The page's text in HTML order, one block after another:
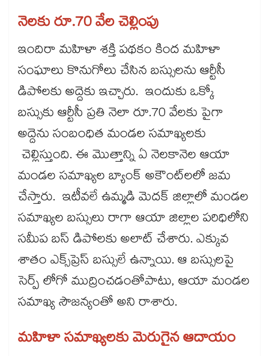
నెలకు రూ.70 వేల చెల్లింపు
ఇందిరా మహిళా శక్తి పథకం కింద మహిళా
సంఘాలు కొనుగోలు చేసిన బస్సులను ఆర్టీసీ
డిపోలకు అద్దెకు ఇచ్చారు. ఇందుకు ఒక్కో
బస్సుకు ఆర్టీసీ ప్రతి నెలా రూ.70 వేలకు పైగా
అద్దెను సంబంధిత మండల సమాఖ్యలకు
చెల్లిస్తుంది. ఈ మొత్తాన్ని ఏ నెలకానెల ఆయా
మండల సమాఖ్యల బ్యాంక్ అకౌంట్‌‌‌‌‌‌‌‌‌‌‌‌‌‌‌‌‌‌‌‌‌‌‌‌‌‌‌‌‌‌‌‌‌‌‌‌‌‌‌‌‌‌‌‌‌‌‌‌‌‌‌‌‌‌‌‌‌‌‌‌‌‌‌‌‌‌‌‌‌‌‌‌‌‌‌‌‌‌‌‌‌‌‌‌‌‌‌‌‌‌‌‌‌‌‌‌‌‌‌‌‌‌‌‌‌‌‌‌‌‌‌‌‌‌‌‌‌‌‌‌‌‌‌‌‌‌‌‌‌‌‌‌‌‌‌‌‌‌‌‌‌‌‌‌‌‌‌‌‌‌‌‌‌‌‌‌‌‌‌‌‌‌‌‌‌‌‌‌‌‌‌‌‌‌‌‌‌‌‌‌‌‌‌‌‌‌‌‌‌‌‌‌‌‌‌‌‌‌‌‌‌‌‌‌‌‌‌‌‌‌‌‌‌‌‌‌‌‌‌‌‌‌‌‌‌‌‌‌‌‌‌‌‌‌‌‌‌‌‌‌‌‌‌‌‌‌‌‌‌‌‌‌‌‌‌‌లలో జమ
చేస్తారు. ఇటీవలే ఉమ్మడి మెదక్​ జిల్లాలో మండల
సమాఖ్యల బస్సులు రాగా ఆయా జిల్లాల పరిధిలోని
సమీప బస్ డిపోలకు అలాట్​ చేశారు. ఎక్కువ
శాతం ఎక్స్​ప్రెస్​ బస్సులే ఉన్నాయి. ఆ బస్సులపై
సెర్ప్‌‌‌‌‌‌‌‌‌‌‌‌‌‌‌‌‌‌‌‌‌‌‌‌‌‌‌‌‌‌‌‌‌‌‌‌‌‌‌‌‌‌‌‌‌‌‌‌‌‌‌‌‌‌‌‌‌‌‌‌‌‌‌‌‌‌‌‌‌‌‌‌‌‌‌‌‌‌‌‌‌‌‌‌‌‌‌‌‌‌‌‌‌‌‌‌‌‌‌‌‌‌‌‌‌‌‌‌‌‌‌‌‌‌‌‌‌‌‌‌‌‌‌‌‌‌‌‌‌‌‌‌‌‌‌‌‌‌‌‌‌‌‌‌‌‌‌‌‌‌‌‌‌‌‌‌‌‌‌‌‌‌‌‌‌‌‌‌‌‌‌‌‌‌‌‌‌‌‌‌‌‌‌‌‌‌‌‌‌‌‌‌‌‌‌‌‌‌‌‌‌‌‌‌‌‌‌‌‌‌‌‌‌‌‌‌‌‌‌‌‌‌‌‌‌‌‌‌‌‌‌‌‌‌‌‌‌‌‌‌‌‌‌‌‌‌‌‌‌‌‌‌‌‌‌‌ లోగో ముద్రించడంతోపాటు, ఆయా మండల
సమాఖ్య సౌజన్యంతో అని రాశారు.
మహిళా సమాఖ్యలకు మెరుగైన ఆదాయం